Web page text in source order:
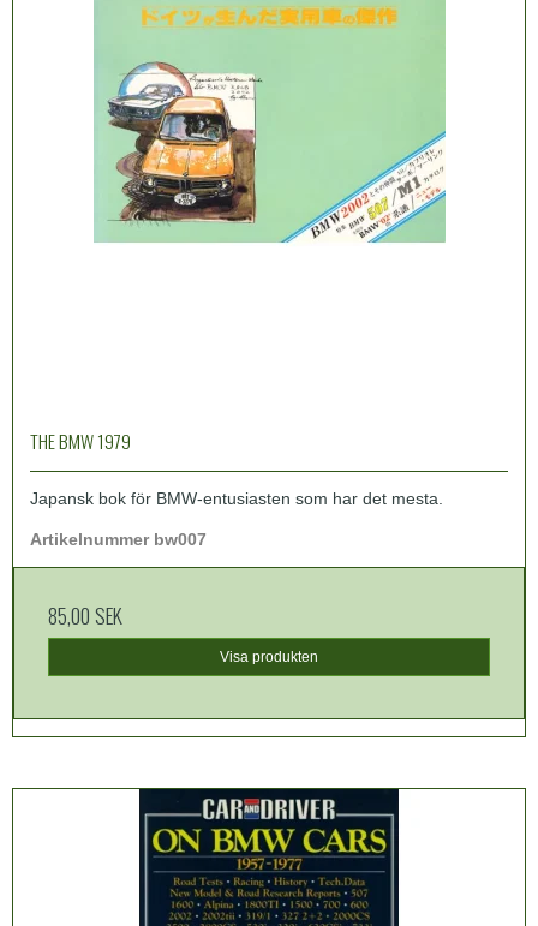
THE BMW 1979
Japansk bok för BMW-entusiasten som har det mesta.
Artikelnummer bw007
85,00 SEK
Visa produkten